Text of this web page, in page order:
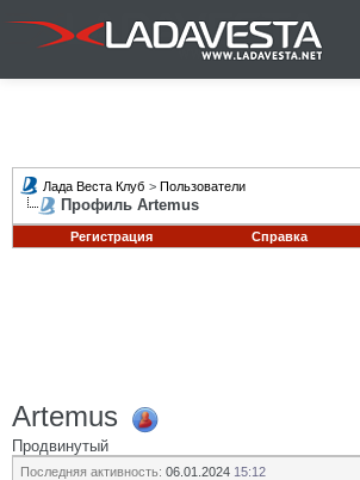
Лада Веста Клуб > Пользователи
Профиль Artemus
Регистрация Справка
Artemus
Продвинутый
Последняя активность: 06.01.2024 15:12